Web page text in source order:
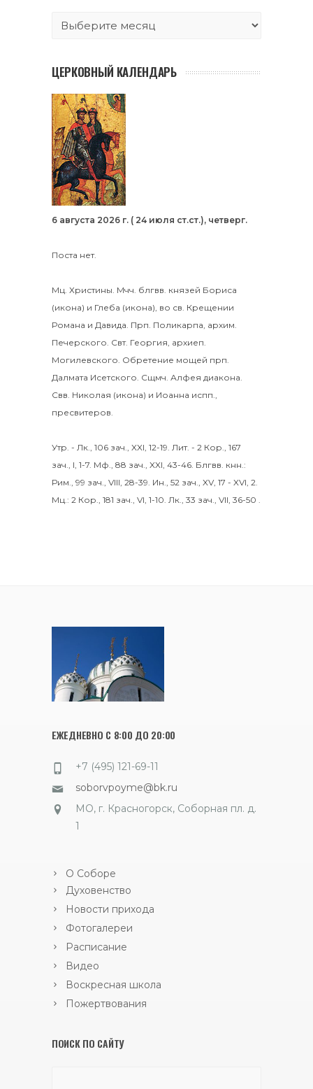
ЦЕРКОВНЫЙ КАЛЕНДАРЬ
6 августа 2026 г. ( 24 июля ст.ст.), четверг.
Поста нет.
Мц. Христины Мчч. блгвв. князей Бориса
(икона) и Глеба (икона), во св. Крещении
Романа и Давида. Прп. Поликарпа , архим.
Печерского. Свт. Георгия , архиеп.
Могилевского. Обретение мощей прп.
Далмата Исетского. Сщмч. Алфея диакона.
Свв. Николая (икона) и Иоанна испп.,
пресвитеров.
Утр. - Лк., 106 зач., XXI, 12-19. Лит. - 2 Кор., 167
зач., I, 1-7. Мф., 88 зач., XXI, 43-46. Блгвв. кнн.:
Рим., 99 зач., VIII, 28-39. Ин., 52 зач., XV, 17 - XVI, 2.
Мц.: 2 Кор., 181 зач., VI, 1-10. Лк., 33 зач., VII, 36-50
ЕЖЕДНЕВНО С 8:00 ДО 20:00
+7 (495) 121-69-11
soborvpoyme@bk.ru
МО, г. Красногорск, Соборная пл. д.
1
О Соборе
Духовенство
Новости прихода
Фотогалереи
Расписание
Видео
Воскресная школа
Пожертвования
ПОИСК ПО САЙТУ